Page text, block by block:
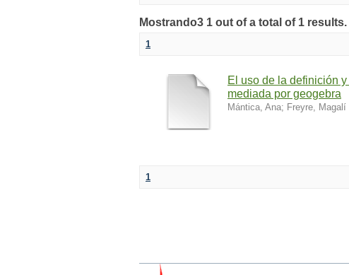
Mostrando3 1 out of a total of 1 results.
1
El uso de la definición
mediada por geogebra
Mántica, Ana; Freyre, Magalí
1